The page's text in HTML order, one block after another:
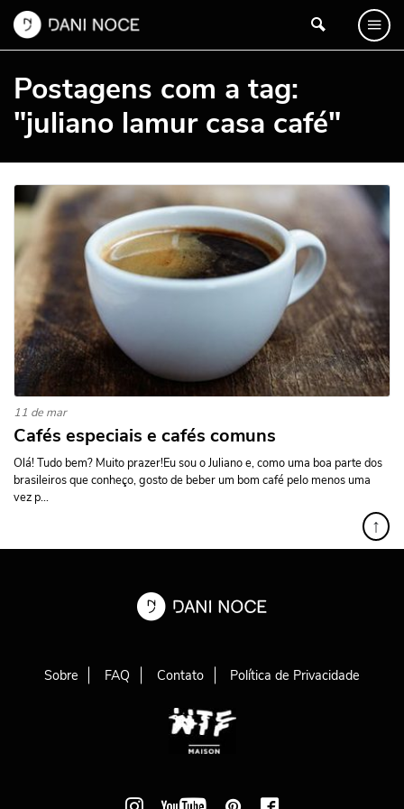
Postagens com a tag:
"juliano lamur casa café"
11 de mar
Cafés especiais e cafés comuns
Olá! Tudo bem? Muito prazer!Eu sou o Juliano e, como uma boa parte dos
brasileiros que conheço, gosto de beber um bom café pelo menos uma
vez p...
↑
Sobre FAQ Contato Política de Privacidade